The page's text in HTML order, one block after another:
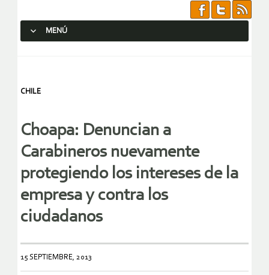
MENÚ
CHILE
Choapa: Denuncian a
Carabineros nuevamente
protegiendo los intereses de la
empresa y contra los
ciudadanos
15 SEPTIEMBRE, 2013